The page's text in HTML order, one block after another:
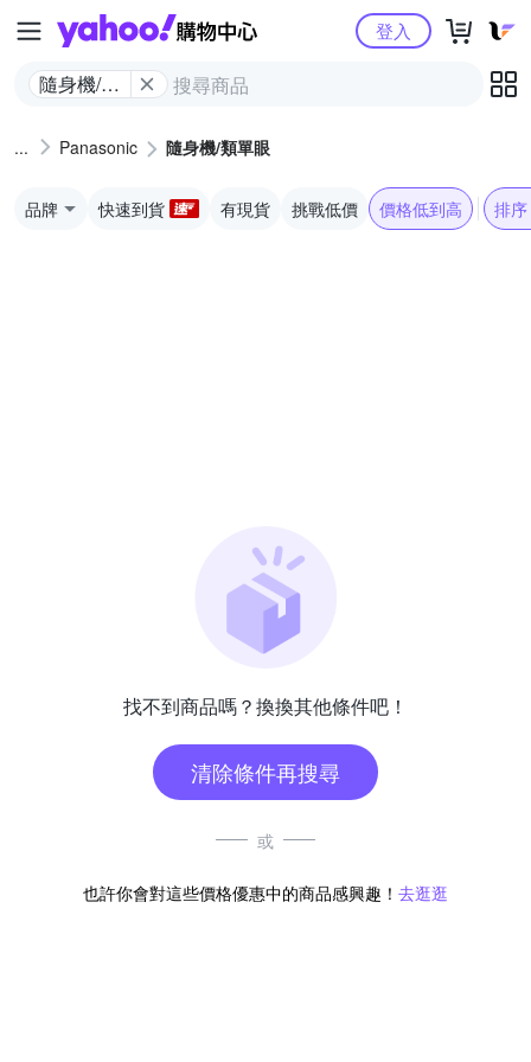
Yahoo購物中心
隨身機/類
登入
Panasonic 隨身機/類單眼
品牌 快速到貨 有現貨 挑戰低價 價格低到高 排序
找不到商品嗎？換換其他條件吧！
清除條件再搜尋
或
也許你會對這些價格優惠中的商品感興趣！ 去逛逛